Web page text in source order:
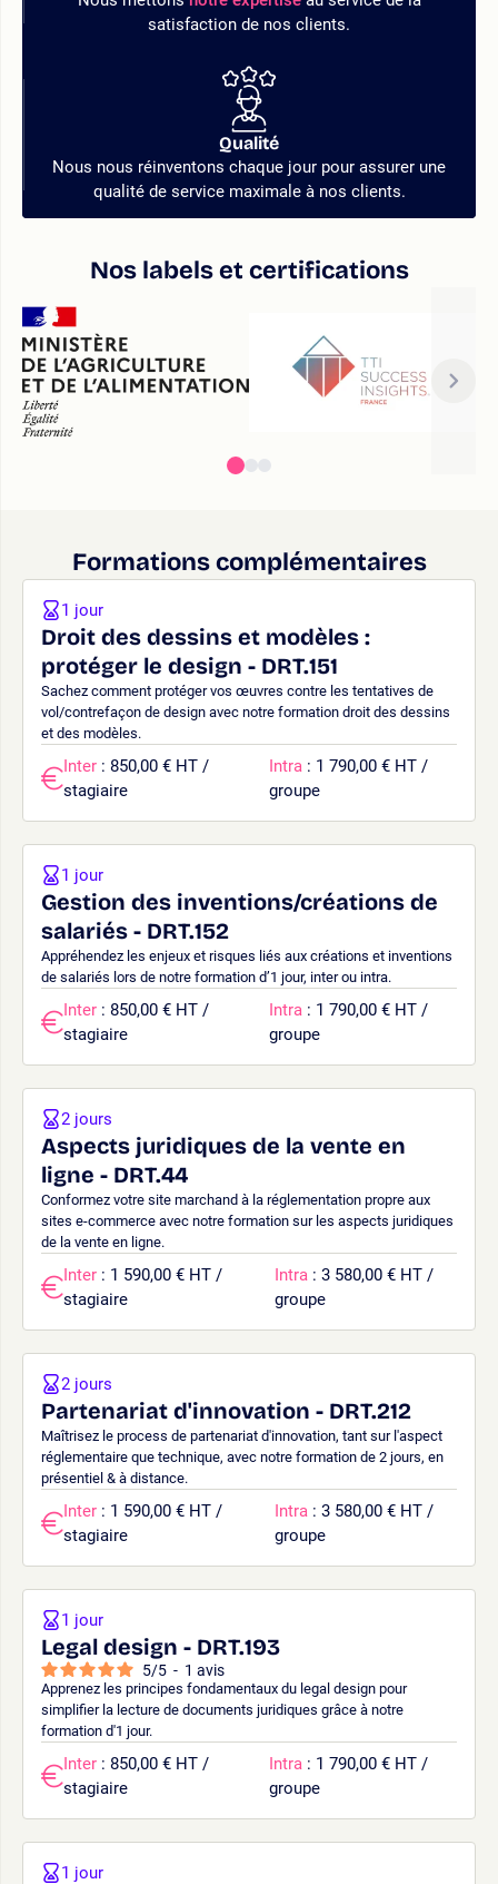
satisfaction de nos clients.
Qualité
Nous nous réinventons chaque jour pour assurer une
qualité de service maximale à nos clients.
Nos labels et certifications
Formations complémentaires
Droit des dessins et modèles :
protéger le design - DRT.151
Sachez comment protéger vos œuvres contre les tentatives de
vol/contrefaçon de design avec notre formation droit des dessins
et des modèles.
1 jour
Inter : 850,00 € HT /
stagiaire
Intra : 1 790,00 € HT /
groupe
Gestion des inventions/créations de
salariés - DRT.152
Appréhendez les enjeux et risques liés aux créations et inventions
de salariés lors de notre formation d’1 jour, inter ou intra.
1 jour
Inter : 850,00 € HT /
stagiaire
Intra : 1 790,00 € HT /
groupe
Aspects juridiques de la vente en
ligne - DRT.44
Conformez votre site marchand à la réglementation propre aux
sites e-commerce avec notre formation sur les aspects juridiques
de la vente en ligne.
2 jours
Inter : 1 590,00 € HT /
stagiaire
Intra : 3 580,00 € HT /
groupe
Partenariat d'innovation - DRT.212
Maîtrisez le process de partenariat d'innovation, tant sur l'aspect
réglementaire que technique, avec notre formation de 2 jours, en
présentiel & à distance.
2 jours
Inter : 1 590,00 € HT /
stagiaire
Intra : 3 580,00 € HT /
groupe
Legal design - DRT.193
5/5 - 1 avis
Apprenez les principes fondamentaux du legal design pour
simplifier la lecture de documents juridiques grâce à notre
formation d'1 jour.
1 jour
Inter : 850,00 € HT /
stagiaire
Intra : 1 790,00 € HT /
groupe
1 jour